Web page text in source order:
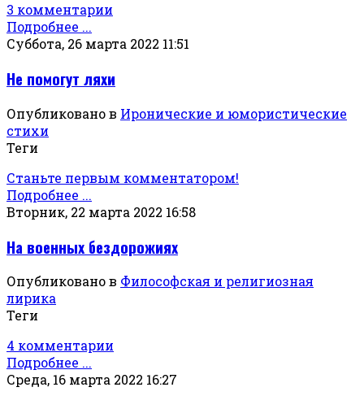
3 комментарии
Подробнее ...
Суббота, 26 марта 2022 11:51
Не помогут ляхи
Опубликовано в Иронические и юмористические
стихи
Теги
Станьте первым комментатором!
Подробнее ...
Вторник, 22 марта 2022 16:58
На военных бездорожиях
Опубликовано в Философская и религиозная
лирика
Теги
4 комментарии
Подробнее ...
Среда, 16 марта 2022 16:27